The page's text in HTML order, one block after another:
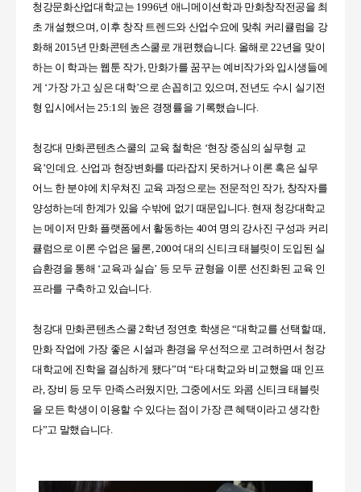
청강문화산업대학교는 1996년 애니메이션학과 만화창작전공을 최
초 개설했으며, 이후 창작 트렌드와 산업수요에 맞춰 커리큘럼을 강
화해 2015년 만화콘텐츠스쿨로 개편했습니다. 올해로 22년을 맞이
하는 이 학과는 웹툰 작가, 만화가를 꿈꾸는 예비작가와 입시생들에
게 ‘가장 가고 싶은 대학’으로 손꼽히고 있으며, 전년도 수시 실기전
형 입시에서는 25:1의 높은 경쟁률을 기록했습니다.
청강대 만화콘텐츠스쿨의 교육 철학은 ‘현장 중심의 실무형 교
육’인데요. 산업과 현장변화를 따라잡지 못하거나 이론 혹은 실무
어느 한 분야에 치우쳐진 교육 과정으로는 전문적인 작가, 창작자를
양성하는데 한계가 있을 수밖에 없기 때문입니다. 현재 청강대학교
는 메이저 만화 플랫폼에서 활동하는 40여 명의 강사진 구성과 커리
큘럼으로 이론 수업은 물론, 200여 대의 신티크 태블릿이 도입된 실
습환경을 통해 ‘교육과 실습’ 등 모두 균형을 이룬 선진화된 교육 인
프라를 구축하고 있습니다.
청강대 만화콘텐츠스쿨 2학년 정연호 학생은“대학교를 선택할 때,
만화 작업에 가장 좋은 시설과 환경을 우선적으로 고려하면서 청강
대학교에 진학을 결심하게 됐다”며 “타 대학교와 비교했을 때 인프
라, 장비 등 모두 만족스러웠지만, 그중에서도 와콤 신티크 태블릿
을 모든 학생이 이용할 수 있다는 점이 가장 큰 혜택이라고 생각한
다”고 말했습니다.